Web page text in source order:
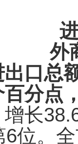
外
总额
分点
长
6位。